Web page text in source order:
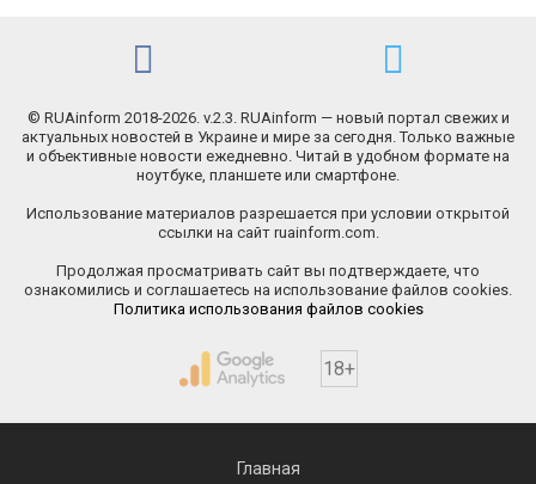
© RUAinform 2018-2026. v.2.3. RUAinform — новый портал свежих и
актуальных новостей в Украине и мире за сегодня. Только важные
и объективные новости ежедневно. Читай в удобном формате на
ноутбуке, планшете или смартфоне.
Использование материалов разрешается при условии открытой
ссылки на сайт ruainform.com.
Продолжая просматривать сайт вы подтверждаете, что
ознакомились и соглашаетесь на использование файлов cookies.
Политика использования файлов cookies
18+
Главная